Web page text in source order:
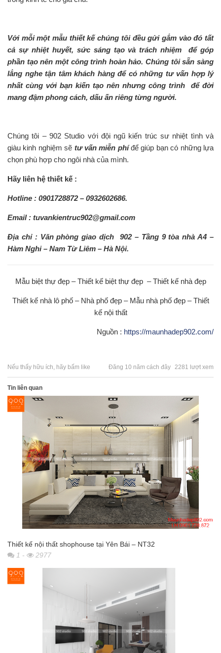
Với mỗi một mẫu thiết kế chúng tôi đều gửi gắm vào đó tất
cả sự nhiệt huyết, sức sáng tạo và trách nhiệm để góp
phần tạo nên một công trình hoàn hảo. Chúng tôi sẵn sàng
lắng nghe tận tâm khách hàng để có những tư vấn hợp lý
nhất cùng với bạn kiến tạo nên nhưng công trình để đời
mang đậm phong cách, dấu ấn riêng từng người.
Chúng tôi – 902 Studio với đội ngũ kiến trúc sư nhiệt tình và
giàu kinh nghiệm sẽ tư vấn miễn phí để giúp bạn có những lựa
chọn phù hợp cho ngôi nhà của mình.
Hãy liên hệ thiết kế :
Hotline : 0901728872 – 0932602686.
Email : tuvankientruc902@gmail.com
Địa chỉ : Văn phòng giao dịch 902 – Tầng 9 tòa nhà A4 –
Hàm Nghi – Nam Từ Liêm – Hà Nội.
Mẫu biệt thự đẹp – Thiết kế biệt thự đẹp – Thiết kế nhà đẹp
Thiết kế nhà lô phố – Nhà phố đẹp – Mẫu nhà phố đẹp – Thiết
kế nội thất
Nguồn : https://maunhadep902.com/
Nếu thấy hữu ích, hãy bấm like Đăng 10 năm cách đây 2281 lượt xem
Tin liên quan
Thiết kế nội thất shophouse tại Yên Bái – NT32
1 - 2977